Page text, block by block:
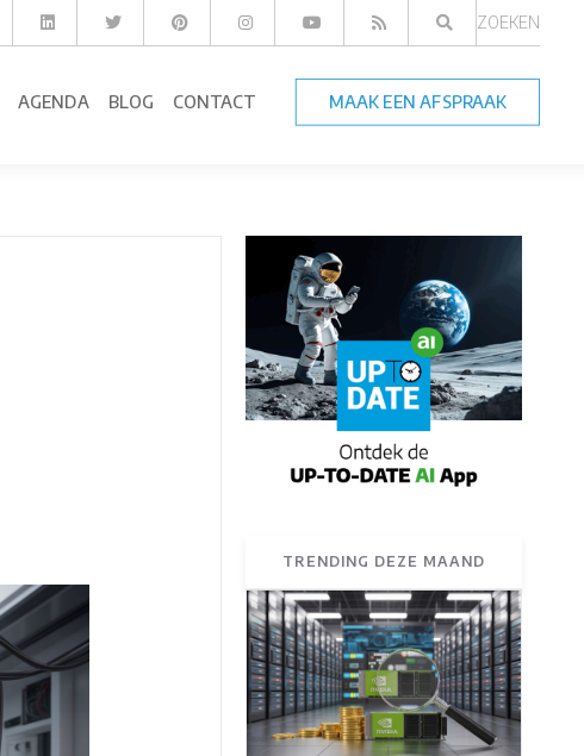
ZOEKEN
AGENDA BLOG CONTACT MAAK EEN AFSPRAAK
TRENDING DEZE MAAND